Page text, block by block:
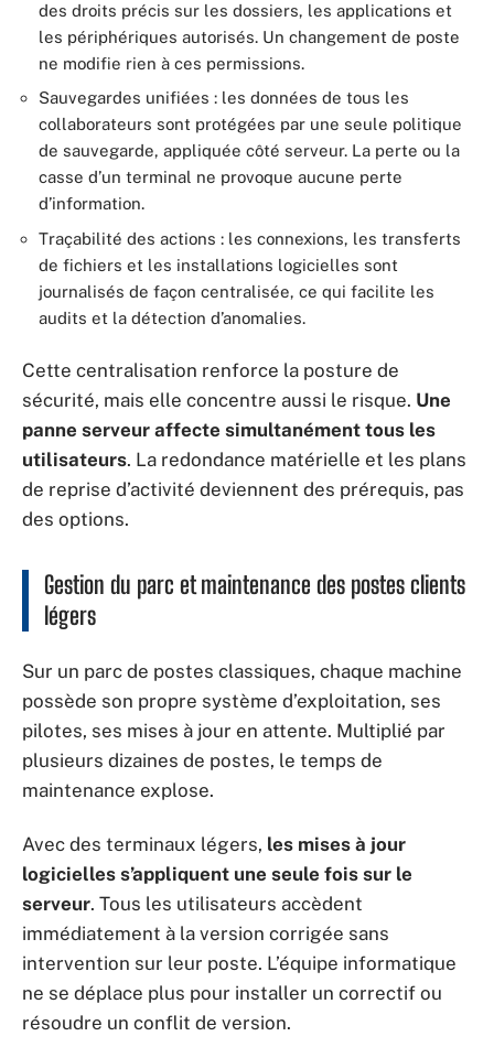
des droits précis sur les dossiers, les applications et
les périphériques autorisés. Un changement de poste
ne modifie rien à ces permissions.
Sauvegardes unifiées : les données de tous les
collaborateurs sont protégées par une seule politique
de sauvegarde, appliquée côté serveur. La perte ou la
casse d’un terminal ne provoque aucune perte
d’information.
Traçabilité des actions : les connexions, les transferts
de fichiers et les installations logicielles sont
journalisés de façon centralisée, ce qui facilite les
audits et la détection d’anomalies.
Cette centralisation renforce la posture de
sécurité, mais elle concentre aussi le risque. Une
panne serveur affecte simultanément tous les
utilisateurs. La redondance matérielle et les plans
de reprise d’activité deviennent des prérequis, pas
des options.
Gestion du parc et maintenance des postes clients
légers
Sur un parc de postes classiques, chaque machine
possède son propre système d’exploitation, ses
pilotes, ses mises à jour en attente. Multiplié par
plusieurs dizaines de postes, le temps de
maintenance explose.
Avec des terminaux légers, les mises à jour
logicielles s’appliquent une seule fois sur le
serveur. Tous les utilisateurs accèdent
immédiatement à la version corrigée sans
intervention sur leur poste. L’équipe informatique
ne se déplace plus pour installer un correctif ou
résoudre un conflit de version.